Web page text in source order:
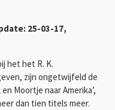
25-03-17,
het het R. K.
zijn ongetwijfeld de
Moortje naar Amerika’,
dan tien titels meer.